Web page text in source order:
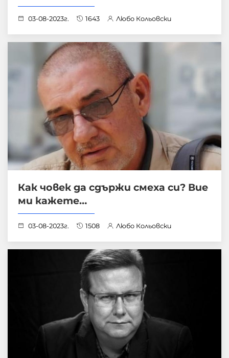
03-08-2023г. 1643 Любо Кольовски
Как човек да сдържи смеха си? Вие
ми кажете…
03-08-2023г. 1508 Любо Кольовски